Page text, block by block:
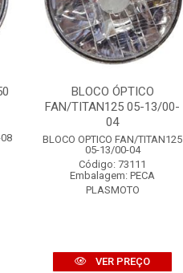
BLOCO ÓPTICO
FAN/TITAN125 05-13/00-
04
BLOCO OPTICO FAN/TITAN125
05-13/00-04
Código: 73111
Embalagem: PECA
PLASMOTO
VER PREÇO